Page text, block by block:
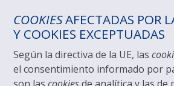
COOKIESAFECTADAS POR
Y COOKIES EXCEPTUADAS
Según la directiva de la UE, las
el consentimiento informado por